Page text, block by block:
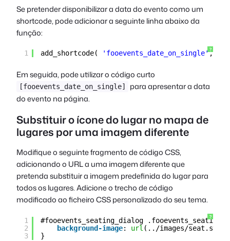
Se pretender disponibilizar a data do evento como um
shortcode, pode adicionar a seguinte linha abaixo da
função:
?
1 add_shortcode( 'fooevents_date_on_single',
Em seguida, pode utilizar o código curto
[fooevents_date_on_single]
para apresentar a data
do evento na página.
Substituir o ícone do lugar no mapa de
lugares por uma imagem diferente
Modifique o seguinte fragmento de código CSS,
adicionando o URL a uma imagem diferente que
pretenda substituir a imagem predefinida do lugar para
todos os lugares. Adicione o trecho de código
modificado ao ficheiro CSS personalizado do seu tema.
?
1
2
3
#fooevents_seating_dialog
background-image: url (../images/seat.svg);
}